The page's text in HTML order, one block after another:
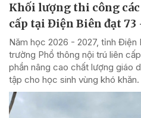
Khối lượng thi công
cấp tại Điện Biên đạt 73
Năm học 2026 - 2027, tỉnh
trường Phổ thông nội trú liên
phần nâng cao chất lượng giáo
tập cho học sinh vùng khó khăn.